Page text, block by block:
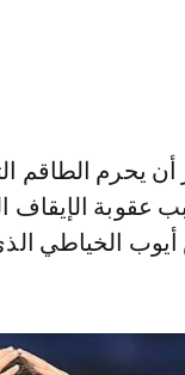
عقوبة
الخياطي